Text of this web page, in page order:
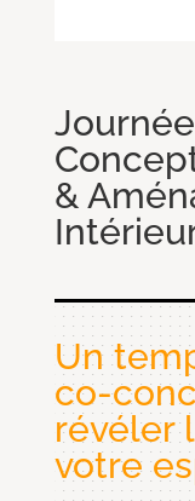
&
Un
co-
révéler
votre